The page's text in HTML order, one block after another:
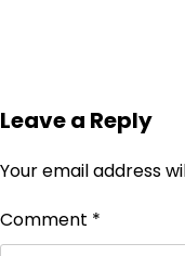
Leave a Reply
Your email address
Comment *